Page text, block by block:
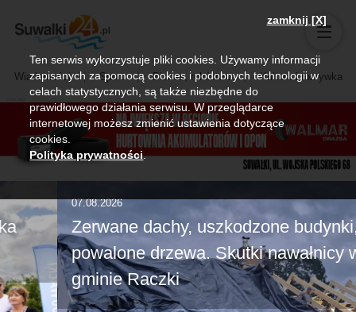
Wiadomości Sport Biznes, rolnictwo Kultura i rozrywka
07.08.2026
Zerwane dachy, uszkodzone budynki,
powalone drzewa. Skutki nawałnicy w
gminie Raczki
zamknij [X]
Ten serwis wykorzystuje pliki cookies. Używamy informacji
zapisanych za pomocą cookies i podobnych technologii w
celach statystycznych, są także niezbędne do
prawidłowego działania serwisu. W przeglądarce
internetowej możesz zmienić ustawienia dotyczące
cookies.
Polityka prywatności.